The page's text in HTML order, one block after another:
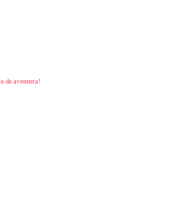
de aventura!